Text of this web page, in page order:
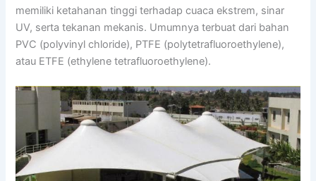
memiliki ketahanan tinggi terhadap cuaca ekstrem, sinar
UV, serta tekanan mekanis. Umumnya terbuat dari bahan
PVC (polyvinyl chloride), PTFE (polytetrafluoroethylene),
atau ETFE (ethylene tetrafluoroethylene).